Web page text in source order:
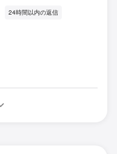
24時間以内の返信